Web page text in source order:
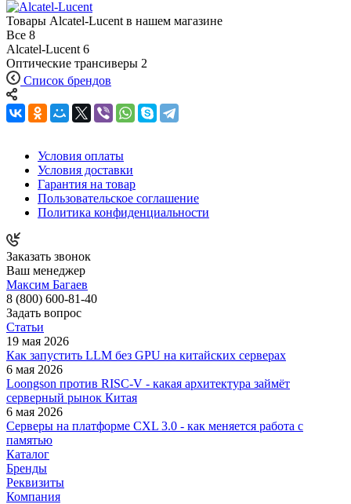
Товары Alcatel-Lucent в нашем магазине
Все 8
Alcatel-Lucent 6
Оптические трансиверы 2
Список брендов
Условия оплаты
Условия доставки
Гарантия на товар
Пользовательское соглашение
Политика конфиденциальности
Заказать звонок
Ваш менеджер
Максим Багаев
8 (800) 600-81-40
Задать вопрос
Статьи
19 мая 2026
Как запустить LLM без GPU на китайских серверах
6 мая 2026
Loongson против RISC-V - какая архитектура займёт
серверный рынок Китая
6 мая 2026
Серверы на платформе CXL 3.0 - как меняется работа с
памятью
Каталог
Бренды
Реквизиты
Компания